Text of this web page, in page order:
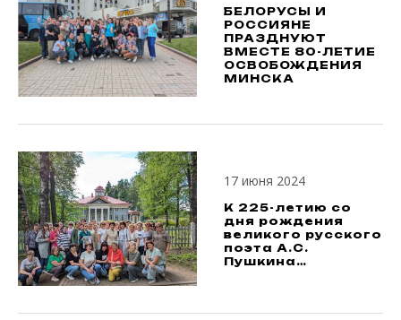
БЕЛОРУСЫ И
РОССИЯНЕ
ПРАЗДНУЮТ
ВМЕСТЕ 80-ЛЕТИЕ
ОСВОБОЖДЕНИЯ
МИНСКА
17 июня 2024
К 225-летию со
дня рождения
великого русского
поэта А.С.
Пушкина…